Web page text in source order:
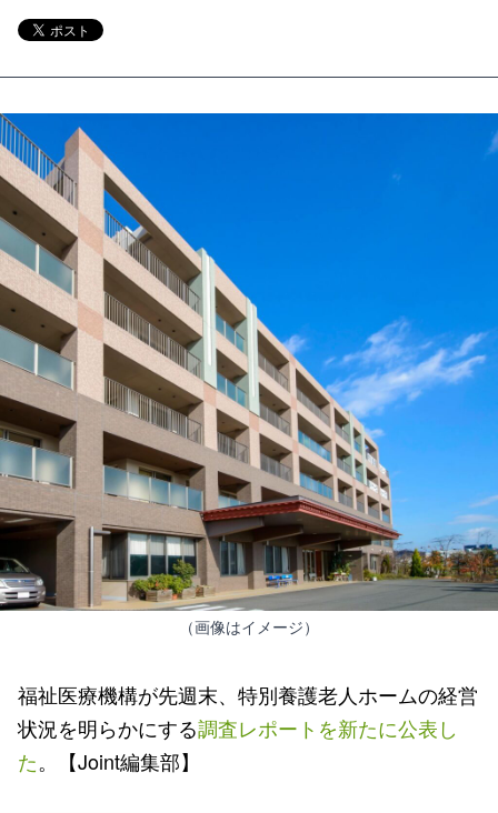
（画像はイメージ）
福祉医療機構が先週末、特別養護老人ホームの経営
状況を明らかにする調査レポートを新たに公表し
た。【Joint編集部】